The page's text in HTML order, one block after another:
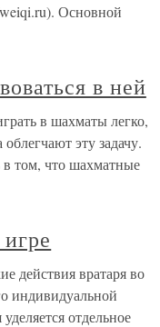
Основной
в ней
в шахматы легко,
эту задачу.
том, что шахматные
действия вратаря во
индивидуальной
отдельное